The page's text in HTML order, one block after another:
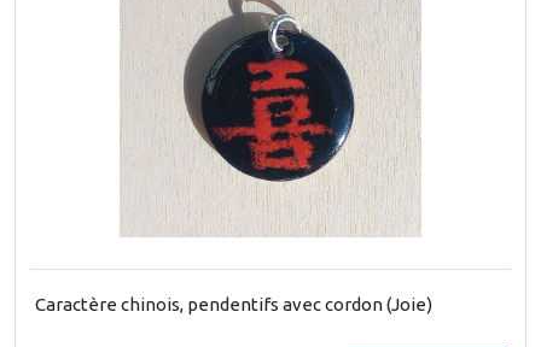
Caractère chinois, pendentifs avec cordon (Joie)